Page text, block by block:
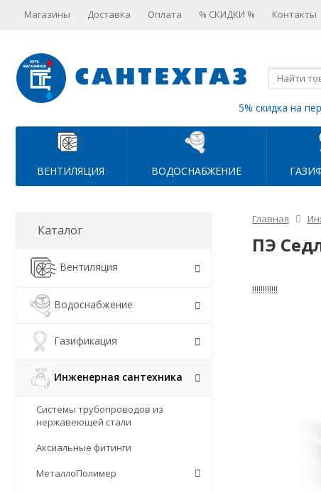
Магазины Доставка Оплата % СКИДКИ % Контакты
5% скидка на
ВЕНТИЛЯЦИЯ ВОДОСНАБЖЕНИЕ
Главная
ПЭ
!!!!!!!!!!!!
Каталог
Вентиляция
Водоснабжение
Газификация
Инженерная сантехника
Системы трубопроводов из
нержавеющей стали
Аксиальные фитинги
МеталлоПолимер